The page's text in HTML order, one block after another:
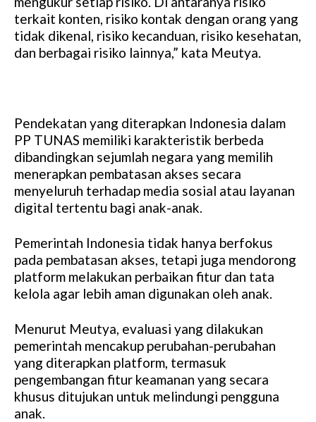
terkait konten, risiko kontak dengan orang yang
tidak dikenal, risiko kecanduan, risiko kesehatan,
dan berbagai risiko lainnya,” kata Meutya.
Pendekatan yang diterapkan Indonesia dalam
PP TUNAS memiliki karakteristik berbeda
dibandingkan sejumlah negara yang memilih
menerapkan pembatasan akses secara
menyeluruh terhadap media sosial atau layanan
digital tertentu bagi anak-anak.
Pemerintah Indonesia tidak hanya berfokus
pada pembatasan akses, tetapi juga mendorong
platform melakukan perbaikan fitur dan tata
kelola agar lebih aman digunakan oleh anak.
Menurut Meutya, evaluasi yang dilakukan
pemerintah mencakup perubahan-perubahan
yang diterapkan platform, termasuk
pengembangan fitur keamanan yang secara
khusus ditujukan untuk melindungi pengguna
anak.